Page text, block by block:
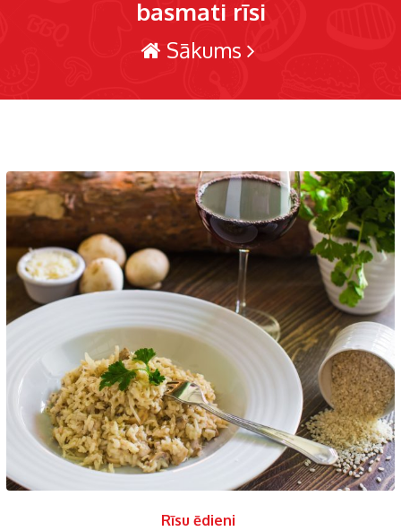
basmati rīsi
Sākums
Rīsu ēdieni